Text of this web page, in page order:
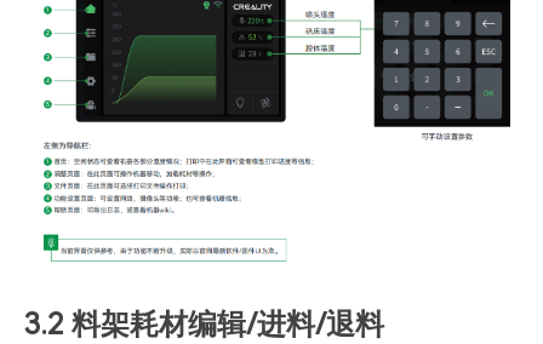
3.2 料架耗材编辑/进料/退料